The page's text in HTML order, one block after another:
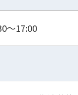
～17:00